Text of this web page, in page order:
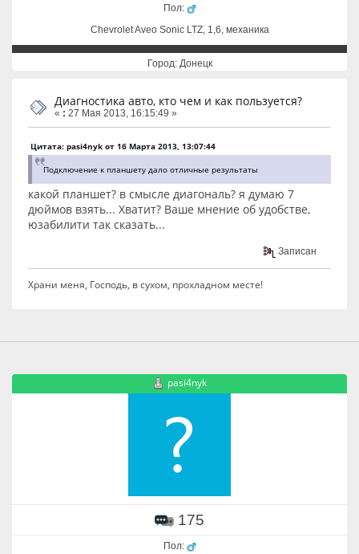
Пол:
Chevrolet Aveo Sonic LTZ, 1,6, механика
Город: Донецк
Диагностика авто, кто чем и как пользуется?
« : 27 Мая 2013, 16:15:49 »
Цитата: pasi4nyk от 16 Марта 2013, 13:07:44
Подключение к планшету дало отличные результаты
какой планшет? в смысле диагональ? я думаю 7
дюймов взять... Хватит? Ваше мнение об удобстве,
юзабилити так сказать...
Записан
Храни меня, Господь, в сухом, прохладном месте!
pasi4nyk
175
Пол: